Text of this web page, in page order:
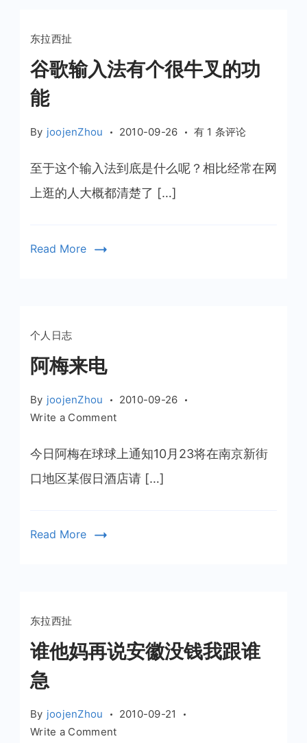
东拉西扯
谷歌输入法有个很牛叉的功
能
By joojenZhou 2010-09-26
谷
输
有 1 条评论
至于这个输入法到底是什么呢？相比经常在网
上逛的人大概都清楚了 […]
Read More
个人日志
阿梅来电
By joojenZhou
2010-09-26
Write a Commenton
梅
来
电
今日阿梅在球球上通知10月23将在南京新街
口地区某假日酒店请 […]
Read More
东拉西扯
谁他妈再说安徽没钱我跟谁
急
By joojenZhou
2010-09-21
Write a Commenton